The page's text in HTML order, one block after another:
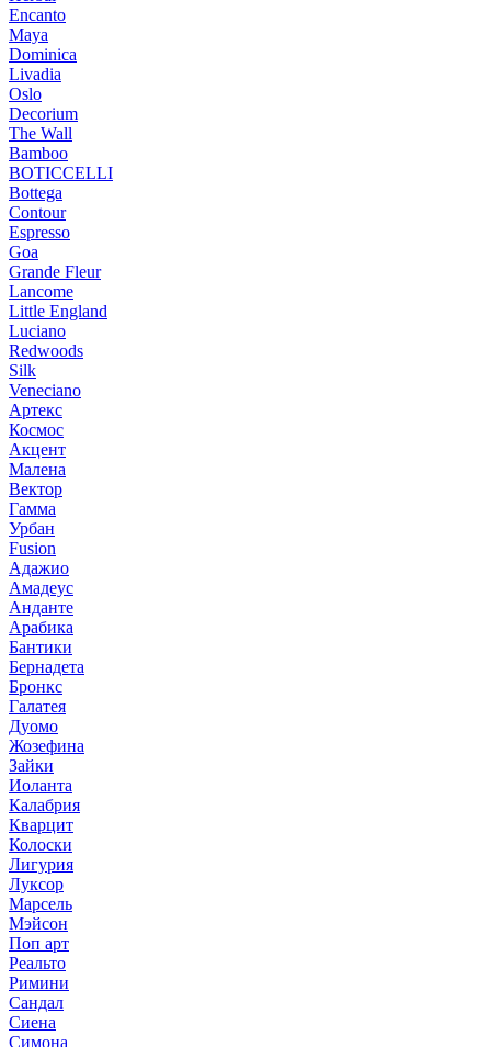
Encanto
Maya
Dominica
Livadia
Oslo
Decorium
The Wall
Bamboo
BOTICCELLI
Bottega
Contour
Espresso
Goa
Grande Fleur
Lancome
Little England
Luciano
Redwoods
Silk
Veneciano
Артекс
Космос
Акцент
Малена
Вектор
Гамма
Урбан
Fusion
Адажио
Амадеус
Анданте
Арабика
Бантики
Бернадета
Бронкс
Галатея
Дуомо
Жозефина
Зайки
Иоланта
Калабрия
Кварцит
Колоски
Лигурия
Луксор
Марсель
Мэйсон
Поп арт
Реальто
Римини
Сандал
Сиена
Симона